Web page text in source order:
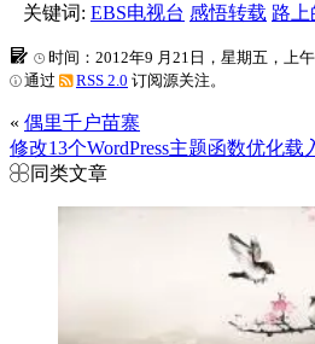
关键词: EBS电视台 感悟转载 路上
时间：2012年9 月21日，星期五，上午
通过
RSS 2.0 订阅源关注。
« 偶里千户苗寨
修改13个WordPress主题函数优化载
同类文章